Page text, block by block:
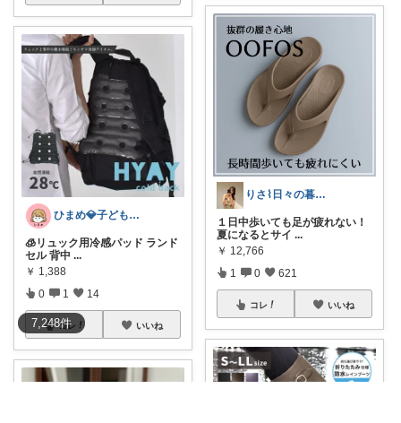
7,248件
ひまめ💎子どものいる暮らし
🧊リュック用冷感パッド ランド
セル 背中 ...
￥ 1,388
0 1 14
コレ いいね
りさ⌇日々の暮らしをちょっと素敵に
１日中歩いても足が疲れない！
夏になるとサイ ...
￥ 12,766
1 0 621
コレ いいね